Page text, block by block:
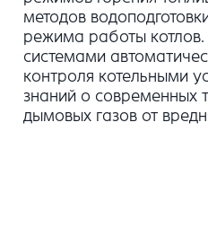
методов
режима работы
системами
контроля котельными
знаний о современных
дымовых газов от